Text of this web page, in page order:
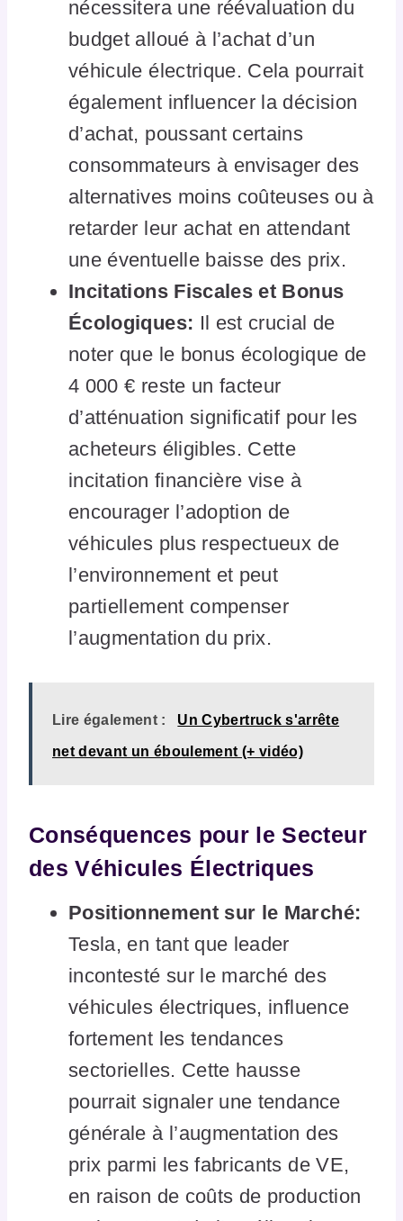
nécessitera une réévaluation du
budget alloué à l’achat d’un
véhicule électrique. Cela pourrait
également influencer la décision
d’achat, poussant certains
consommateurs à envisager des
alternatives moins coûteuses ou à
retarder leur achat en attendant
une éventuelle baisse des prix.
Incitations Fiscales et Bonus
Écologiques: Il est crucial de
noter que le bonus écologique de
4 000 € reste un facteur
d’atténuation significatif pour les
acheteurs éligibles. Cette
incitation financière vise à
encourager l’adoption de
véhicules plus respectueux de
l’environnement et peut
partiellement compenser
l’augmentation du prix.
Lire également : Un Cybertruck s'arrête
net devant un éboulement (+ vidéo)
Conséquences pour le Secteur
des Véhicules Électriques
Positionnement sur le Marché:
Tesla, en tant que leader
incontesté sur le marché des
véhicules électriques, influence
fortement les tendances
sectorielles. Cette hausse
pourrait signaler une tendance
générale à l’augmentation des
prix parmi les fabricants de VE,
en raison de coûts de production